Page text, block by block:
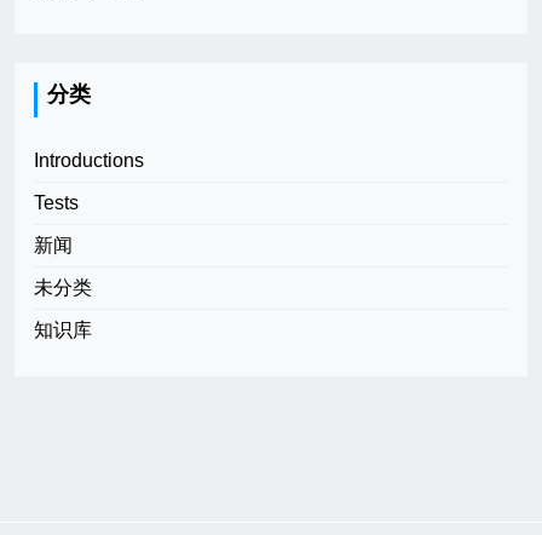
分类
Introductions
Tests
新闻
未分类
知识库